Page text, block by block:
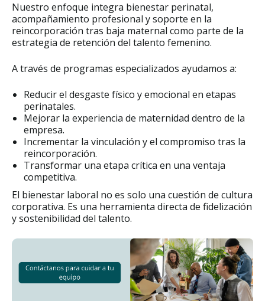
Nuestro enfoque integra bienestar perinatal,
acompañamiento profesional y soporte en la
reincorporación tras baja maternal como parte de la
estrategia de retención del talento femenino.
A través de programas especializados ayudamos a:
Reducir el desgaste físico y emocional en etapas
perinatales.
Mejorar la experiencia de maternidad dentro de la
empresa.
Incrementar la vinculación y el compromiso tras la
reincorporación.
Transformar una etapa crítica en una ventaja
competitiva.
El bienestar laboral no es solo una cuestión de cultura
corporativa. Es una herramienta directa de fidelización
y sostenibilidad del talento.